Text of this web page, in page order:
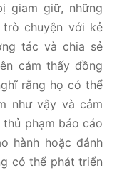
giam giữ, những
chuyện với kẻ
tác và chia sẻ
cảm thấy đồng
rằng họ có thể
như vậy và cảm
phạm báo cáo
hành hoặc đánh
có thể phát triển